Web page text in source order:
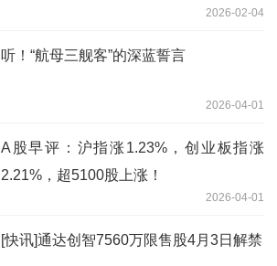
2026-02-04
听！“航母三舰客”的深蓝誓言
2026-04-01
A股早评：沪指涨1.23%，创业板指涨
2.21%，超5100股上涨！
2026-04-01
[快讯]通达创智7560万限售股4月3日解禁